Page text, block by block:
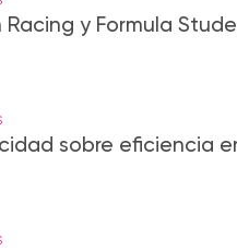
Racing y Formula
sobre eficiencia